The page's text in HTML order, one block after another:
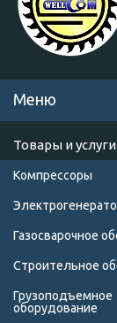
Товары и услуги
Компрессоры
Газосварочное
Строительное
Грузоподъемное
оборудование